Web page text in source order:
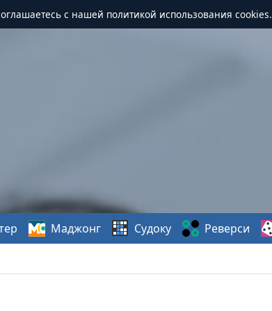
с нашей политикой использования cookies.
Маджонг Судоку Реверси